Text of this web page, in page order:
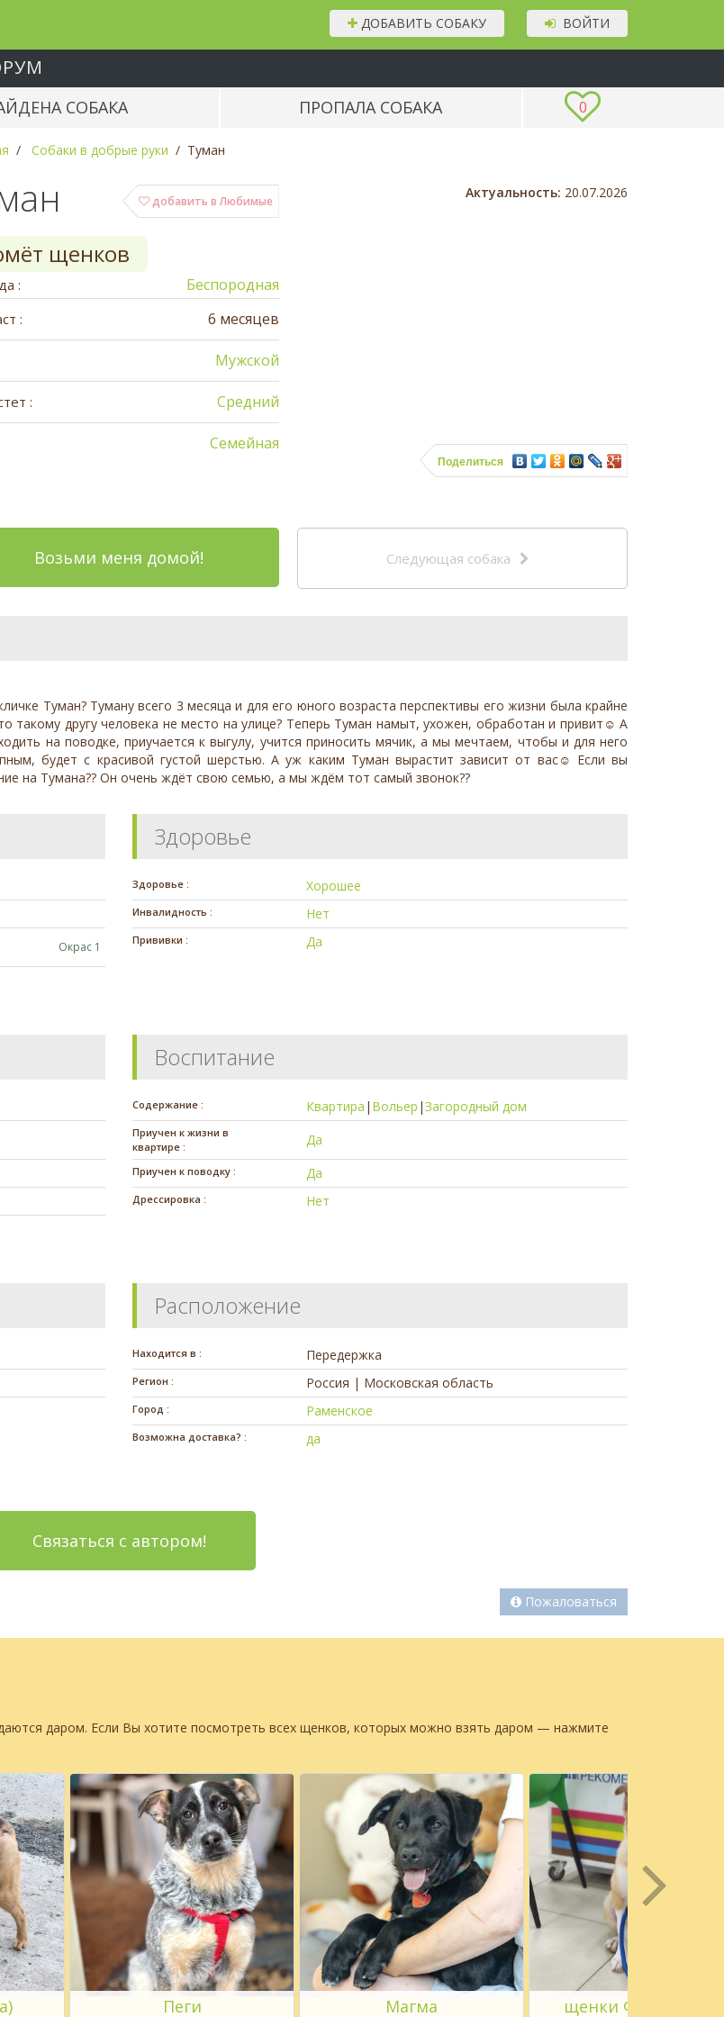
ВОЙТИ
ДОБАВИТЬ СОБАКУ
0
СОБАКА ПРОПАЛА СОБАКА
Собаки в добрые руки Туман
добавить в Любимые
щенков
: Беспородная
: 6 месяцев
Мужской
: Средний
Семейная
Актуальность: 20.07.2026
Поделиться
Возьми меня домой! Следующая собака
Туман? Туману всего 3 месяца и для его юного возраста перспективы его жизни была крайне
другу человека не место на улице? Теперь Туман намыт, ухожен, обработан и привит☺️ А
на поводке, приучается к выгулу, учится приносить мячик, а мы мечтаем, чтобы и для него
будет с красивой густой шерстью. А уж каким Туман вырастит зависит от вас☺️ Если вы
на Тумана?? Он очень ждёт свою семью, а мы ждём тот самый звонок??
Окрас 1
Здоровье
Здоровье : Хорошее
Инвалидность : Нет
Прививки : Да
Воспитание
Содержание : Квартира | Вольер |Загородный дом
Приучен к жизни в
квартире :
Да
Приучен к поводку : Да
Дрессировка : Нет
Расположение
Находится в : Передержка
Регион : Россия | Московская область
Город : Раменское
Возможна доставка? : да
Связаться с автором!
Пожаловаться
даром. Если Вы хотите посмотреть всех щенков, которых можно взять даром — нажмите
Пеги Магма щенки Филя и Кузя